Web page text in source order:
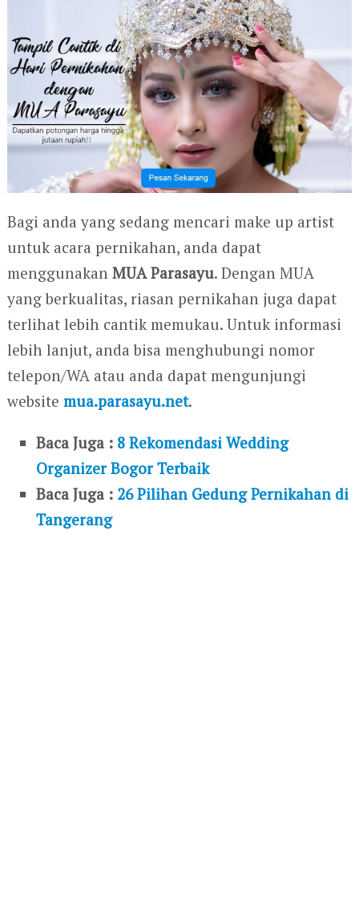
Bagi anda yang sedang mencari make up artist
untuk acara pernikahan, anda dapat
menggunakan MUA Parasayu. Dengan MUA
yang berkualitas, riasan pernikahan juga dapat
terlihat lebih cantik memukau. Untuk informasi
lebih lanjut, anda bisa menghubungi nomor
telepon/WA atau anda dapat mengunjungi
website mua.parasayu.net.
Baca Juga : 8 Rekomendasi Wedding
Organizer Bogor Terbaik
Baca Juga : 26 Pilihan Gedung Pernikahan di
Tangerang